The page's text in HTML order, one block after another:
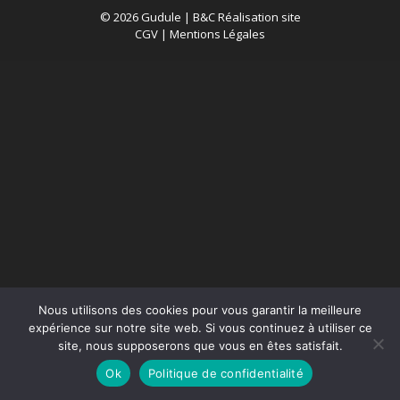
© 2026 Gudule | B&C Réalisation site
CGV | Mentions Légales
Nous utilisons des cookies pour vous garantir la meilleure
expérience sur notre site web. Si vous continuez à utiliser ce
site, nous supposerons que vous en êtes satisfait.
Ok
Politique de confidentialité